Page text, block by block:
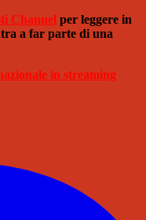
Channel per leggere in
a far parte di una
in streaming